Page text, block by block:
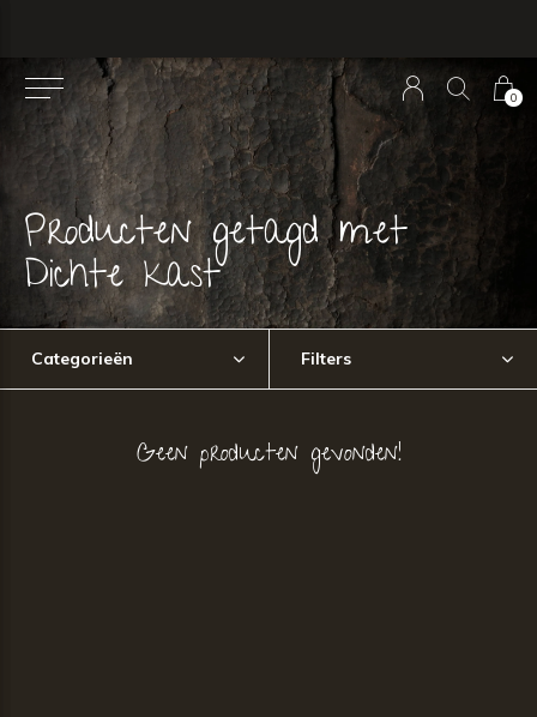
0
Producten getagd met
Dichte kast
Categorieën Filters
Geen producten gevonden!